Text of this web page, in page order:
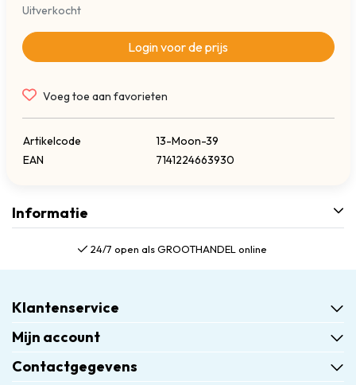
Uitverkocht
Login voor de prijs
Voeg toe aan favorieten
Artikelcode
13-Moon-39
EAN
7141224663930
Informatie
24/7 open als GROOTHANDEL online
Klantenservice
Mijn account
Contactgegevens